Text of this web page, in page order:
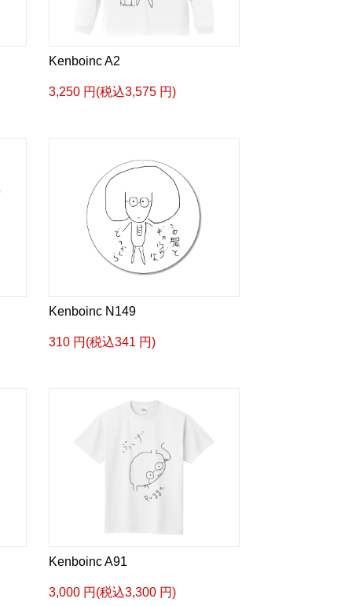
Kenboinc A2
3,250 円(税込3,575 円)
Kenboinc N149
310 円(税込341 円)
Kenboinc A91
3,000 円(税込3,300 円)